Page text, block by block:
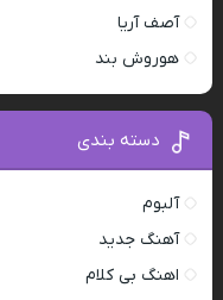
آصف آریا
هوروش بند
دسته بندی
آلبوم
آهنگ جدید
اهنگ بی کلام